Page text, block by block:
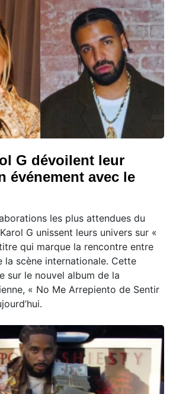
G dévoilent leur
événement avec le
les plus attendues du
G unissent leurs univers sur «
qui marque la rencontre entre
la scène internationale. Cette
sur le nouvel album de la
« No Me Arrepiento de Sentir